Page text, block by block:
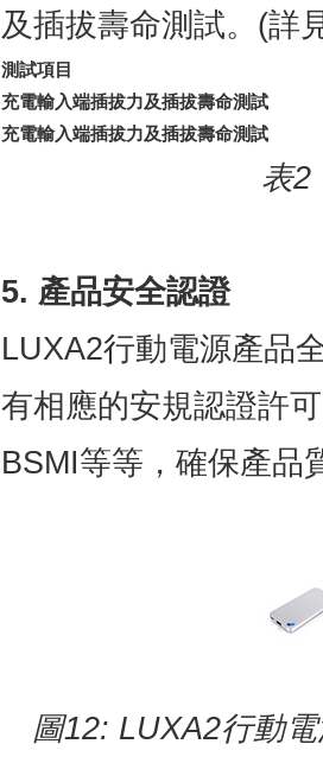
及插拔壽命測試。(詳
測試項目
充電輸入端插拔力及插拔壽命測試
充電輸入端插拔力及插拔壽命測試
表2
5. 產品安全認證
LUXA2行動電源產品
有相應的安規認證許
BSMI等等，確保產品
圖12: LUXA2行動